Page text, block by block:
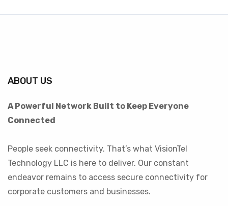
ABOUT US
A Powerful Network Built to Keep Everyone
Connected
People seek connectivity. That’s what VisionTel
Technology LLC is here to deliver. Our constant
endeavor remains to access secure connectivity for
corporate customers and businesses.